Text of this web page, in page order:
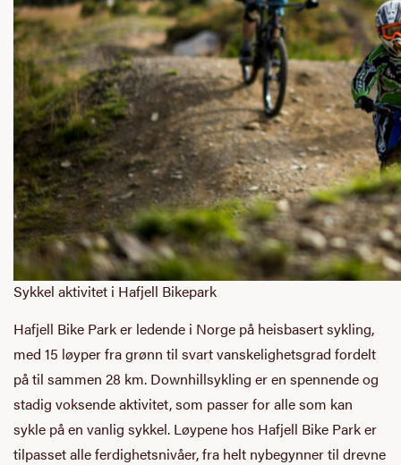
Sykkel aktivitet i Hafjell Bikepark
Hafjell Bike Park er ledende i Norge på heisbasert sykling,
med 15 løyper fra grønn til svart vanskelighetsgrad fordelt
på til sammen 28 km. Downhillsykling er en spennende og
stadig voksende aktivitet, som passer for alle som kan
sykle på en vanlig sykkel. Løypene hos Hafjell Bike Park er
tilpasset alle ferdighetsnivåer, fra helt nybegynner til drevne